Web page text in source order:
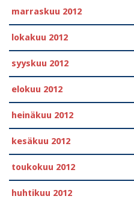
marraskuu 2012
lokakuu 2012
syyskuu 2012
elokuu 2012
heinäkuu 2012
kesäkuu 2012
toukokuu 2012
huhtikuu 2012